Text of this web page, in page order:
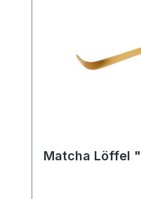
Matcha Löffel